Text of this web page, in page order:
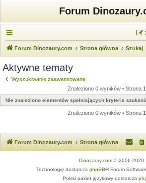
Forum
Forum Dinozaury.com Strona główna Szukaj
Aktywne tematy
Wyszukiwanie zaawansowane
Znaleziono 0 wyników • Strona 1
Nie znaleziono elementów spełniających kryteria
Znaleziono 0 wyników • Strona 1
Forum Dinozaury.com Strona główna
Dinozaury.com© 2006-2020
Technologię dostarcza phpBB® Forum
Polski pakiet językowy dostarcza